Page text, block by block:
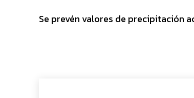
Se prevén valores de precipitación